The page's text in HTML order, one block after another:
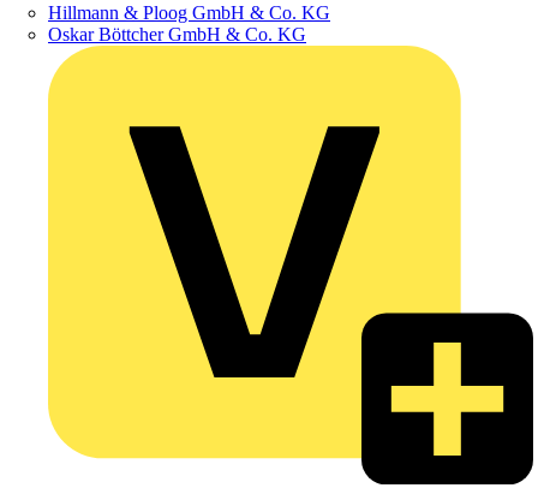
Hillmann & Ploog GmbH & Co. KG
Oskar Böttcher GmbH & Co. KG